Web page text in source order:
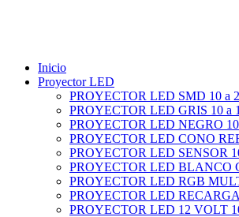
Inicio
Proyector LED
PROYECTOR LED SMD 10 a
PROYECTOR LED GRIS 10 a
PROYECTOR LED NEGRO
PROYECTOR LED CONO
PROYECTOR LED SENSOR
PROYECTOR LED BLANCO
PROYECTOR LED RGB
PROYECTOR LED
PROYECTOR LED 12 VOLT